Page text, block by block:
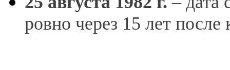
ровно через 15 лет